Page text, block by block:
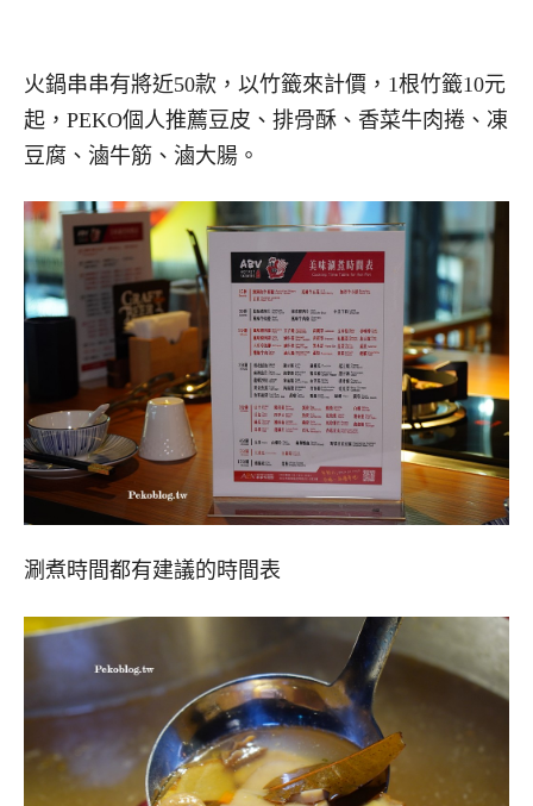
火鍋串串有將近50款，以竹籤來計價，1根竹籤10元
起，PEKO個人推薦豆皮、排骨酥、香菜牛肉捲、凍
豆腐、滷牛筋、滷大腸。
涮煮時間都有建議的時間表